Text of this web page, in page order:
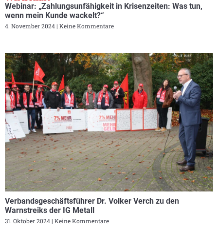
Webinar: „Zahlungsunfähigkeit in Krisenzeiten: Was tun,
wenn mein Kunde wackelt?“
4. November 2024 Keine Kommentare
Verbandsgeschäftsführer Dr. Volker Verch zu den
Warnstreiks der IG Metall
31. Oktober 2024 Keine Kommentare